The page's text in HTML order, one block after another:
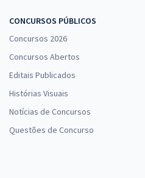
CONCURSOS PÚBLICOS
Concursos 2026
Concursos Abertos
Editais Publicados
Histórias Visuais
Notícias de Concursos
Questões de Concurso